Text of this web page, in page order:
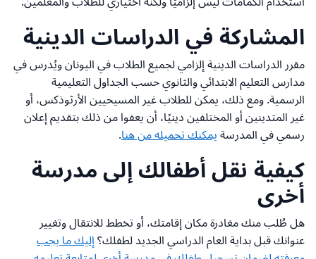
المشاركة في الدراسات الدينية
مقرر الدراسات الدينية إلزامي لجميع الطلاب في اليونان ويُدرس في
مدارس التعليم الابتدائي والثانوي حسب الجداول التعليمية
الرسمية. ومع ذلك، يمكن للطلاب غير المسيحيين الأرثوذكس، أو
غير المتدينين أو المختلفين دينيًا، أن يعفوا من ذلك بتقديم إعلان
رسمي في المدرسةيمكنك تحميله من هنا.
كيفية نقل أطفالك إلى مدرسة
أخرى
هل طُلب منك مغادرة مكان إقامتك، أو تخطط للانتقال وتغيير
عنوانك قبل بداية العام الدراسي الجديد لطفلك؟إليك ما يجب